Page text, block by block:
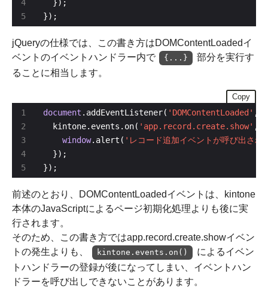
4
5
});
jQueryの仕様では、この書き方はDOMContentLoadedイ
ベントのイベントハンドラー内で
{...}
部分を実行す
ることに相当します。
Copy
3
4
5
document .addEventListener( 'DOMContentLoaded'
  kintone.events.on(
'app.record.create.show'
window.alert( 'レコード追加イベントが呼び出され
});
前述のとおり、DOMContentLoadedイベントは、kintone
本体のJavaScriptによるページ初期化処理よりも後に実
行されます。
そのため、この書き方ではapp.record.create.showイベン
トの発生よりも、
kintone.events.on()
によるイベン
トハンドラーの登録が後になってしまい、イベントハン
ドラーを呼び出しできないことがあります。